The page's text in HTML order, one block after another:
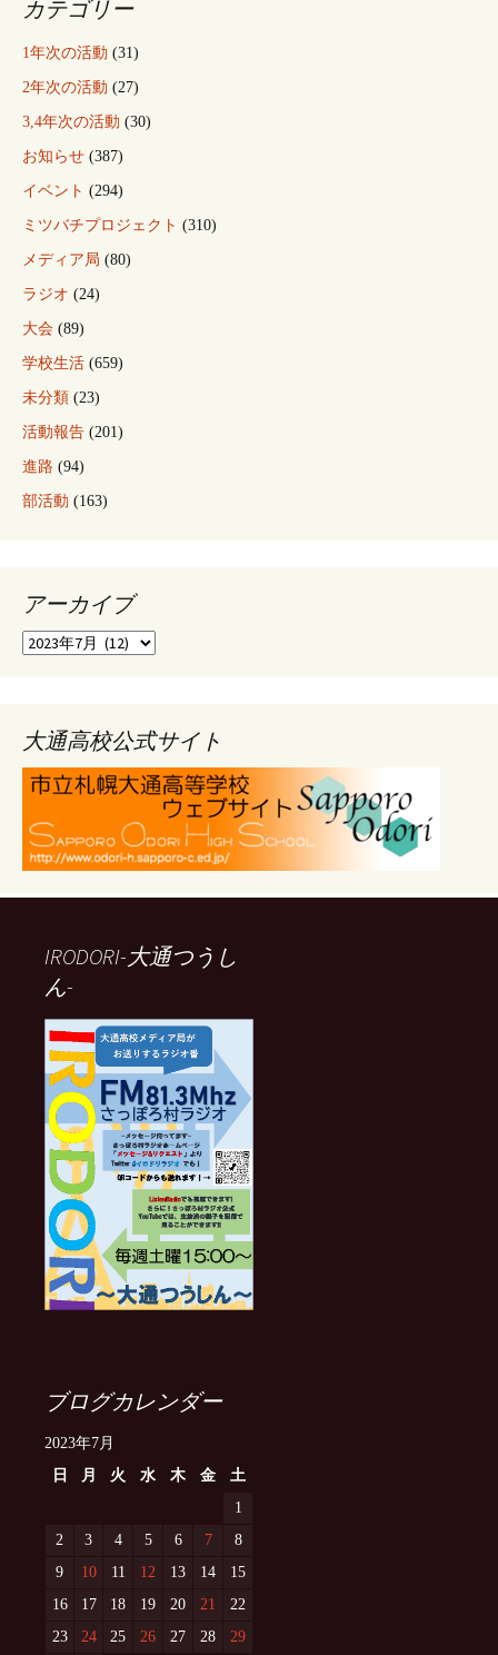
カテゴリー
1年次の活動 (31)
2年次の活動 (27)
3,4年次の活動 (30)
お知らせ (387)
イベント (294)
ミツバチプロジェクト (310)
メディア局 (80)
ラジオ (24)
大会 (89)
学校生活 (659)
未分類 (23)
活動報告 (201)
進路 (94)
部活動 (163)
アーカイブ
ア
ブ
大通高校公式サイト
IRODORI-大通つうし
ん-
ブログカレンダー
2023年7月
日
月 火 水 木 金
土
1
2
3 4 5 6 7
8
9
10 11 12 13 14
15
16
17 18 19 20 21
22
23
24 25 26 27 28 29